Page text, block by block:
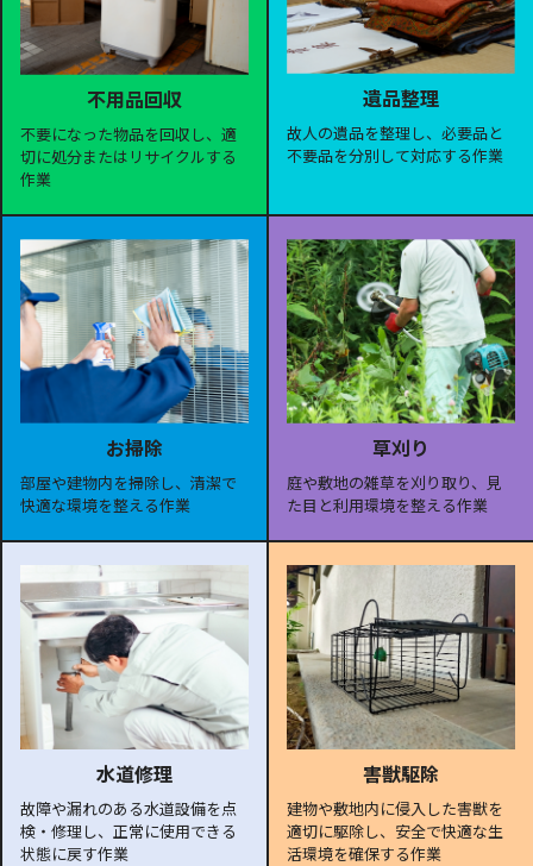
不用品回収
不要になった物品を回収し、適
切に処分またはリサイクルする
作業
遺品整理
故人の遺品を整理し、必要品と
不要品を分別して対応する作業
お掃除
部屋や建物内を掃除し、清潔で
快適な環境を整える作業
草刈り
庭や敷地の雑草を刈り取り、見
た目と利用環境を整える作業
水道修理
故障や漏れのある水道設備を点
検・修理し、正常に使用できる
状態に戻す作業
害獣駆除
建物や敷地内に侵入した害獣を
適切に駆除し、安全で快適な生
活環境を確保する作業